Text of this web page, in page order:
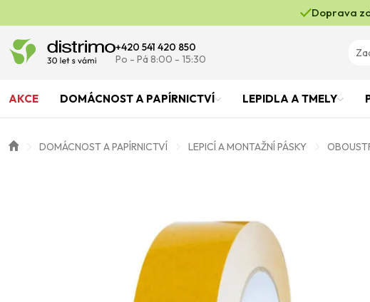
Doprava
+420 541 420 850
Po - Pá 8:00 - 15:30
AKCE DOMÁCNOST A PAPÍRNICTVÍ LEPIDLA A TMELY
DOMÁCNOST A PAPÍRNICTVÍ LEPICÍ A MONTAŽNÍ PÁSKY